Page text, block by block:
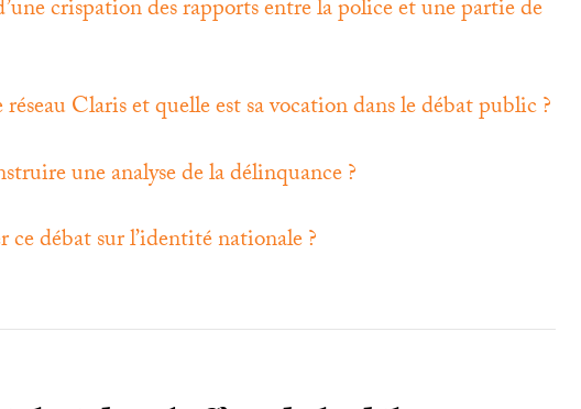
crispation des rapports entre la police et une partie de
réseau Claris et quelle est sa vocation dans le débat public?
une analyse de la délinquance?
ce débat sur l’identité nationale?